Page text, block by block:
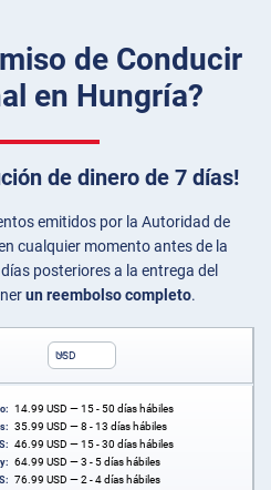
de Conducir
en Hungría?
de dinero de 7 días!
emitidos por la Autoridad de
cualquier momento antes de la
posteriores a la entrega del
un reembolso completo.
USD
14.99 USD — 15 - 50 días hábiles
35.99 USD — 8 - 13 días hábiles
46.99 USD — 15 - 30 días hábiles
64.99 USD — 3 - 5 días hábiles
76.99 USD — 2 - 4 días hábiles